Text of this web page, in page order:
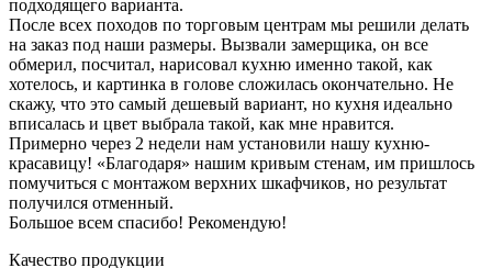
подходящего варианта.
После всех походов по торговым центрам мы решили делать
на заказ под наши размеры. Вызвали замерщика, он все
обмерил, посчитал, нарисовал кухню именно такой, как
хотелось, и картинка в голове сложилась окончательно. Не
скажу, что это самый дешевый вариант, но кухня идеально
вписалась и цвет выбрала такой, как мне нравится.
Примерно через 2 недели нам установили нашу кухню-
красавицу! «Благодаря» нашим кривым стенам, им пришлось
помучиться с монтажом верхних шкафчиков, но результат
получился отменный.
Большое всем спасибо! Рекомендую!
Качество продукции